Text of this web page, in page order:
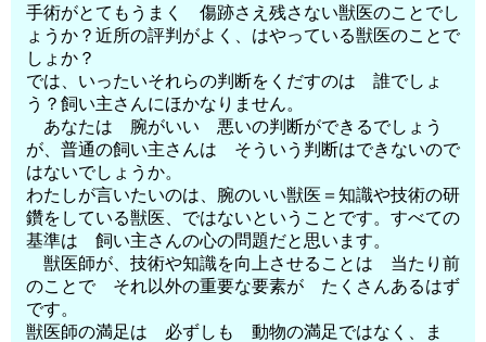
手術がとてもうまく 傷跡さえ残さない獣医のことでし
ょうか？近所の評判がよく、はやっている獣医のことで
しょか？
では、いったいそれらの判断をくだすのは 誰でしょ
う？飼い主さんにほかなりません。
あなたは 腕がいい 悪いの判断ができるでしょう
が、普通の飼い主さんは そういう判断はできないので
はないでしょうか。
わたしが言いたいのは、腕のいい獣医＝知識や技術の研
鑽をしている獣医、ではないということです。すべての
基準は 飼い主さんの心の問題だと思います。
獣医師が、技術や知識を向上させることは 当たり前
のことで それ以外の重要な要素が たくさんあるはず
です。
獣医師の満足は 必ずしも 動物の満足ではなく、ま